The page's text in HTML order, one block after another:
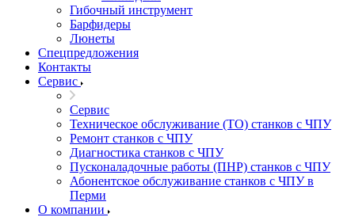
Гибочный инструмент
Барфидеры
Люнеты
Спецпредложения
Контакты
Сервис
Сервис
Техническое обслуживание (ТО) станков с ЧПУ
Ремонт станков с ЧПУ
Диагностика станков с ЧПУ
Пусконаладочные работы (ПНР) станков с ЧПУ
Абонентское обслуживание станков с ЧПУ в
Перми
О компании